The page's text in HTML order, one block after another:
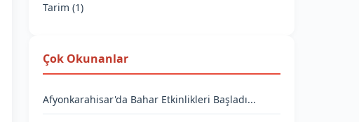
Tarim (1)
Çok Okunanlar
Afyonkarahisar'da Bahar Etkinlikleri Başladı...